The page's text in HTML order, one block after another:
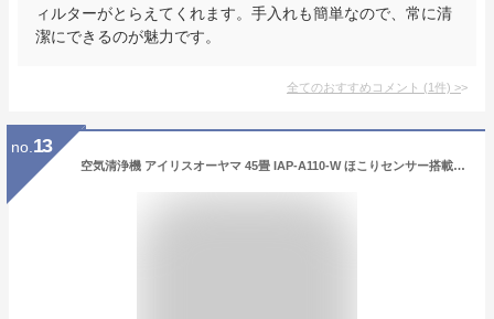
ィルターがとらえてくれます。手入れも簡単なので、常に清
潔にできるのが魅力です。
全てのおすすめコメント (1件) >
no. 13
空気清浄機 アイリスオーヤマ 45畳 IAP-A110-W ほこりセンサー搭載 キャスター付 空気清浄器 静音 業務用 工事不要 空気清浄 花粉対策 PM2.5 黄砂 ハウスダスト ペット たばこ カビ 集塵 脱臭 空気清浄器 オフィス 会議室 省エネ おしゃれ